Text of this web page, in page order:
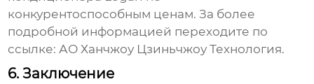
конкурентоспособным ценам. За более
подробной информацией переходите по
ссылке:АО Ханчжоу Цзиньчжоу Технология.
6. Заключение